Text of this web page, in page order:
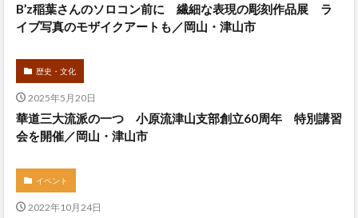
B’z稲葉さんのソロコン前に 繊細な表現の彫刻作品展 ラ
イブ写真のモザイクアートも／岡山・津山市
歴史・文化
2025年5月20日
華道三大流派の一つ 小原流津山支部創立60周年 特別講習
会を開催／岡山・津山市
イベント
2022年10月24日